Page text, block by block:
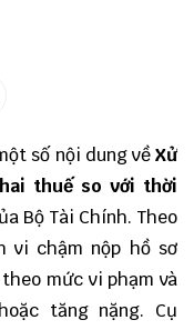
số nội dung vềXử
thuế so với thời
Bộ Tài Chính. Theo
vi chậm nộp hồ sơ
mức vi phạm và
tăng nặng. Cụ